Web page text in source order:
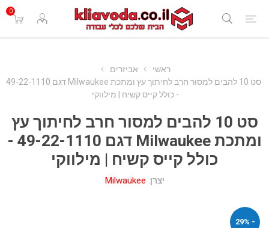
0
ראשי
אביזרים
סט 10 להבים למסור חרב לחיתוך עץ ומתכת Milwaukee דגם 49-22-1110
- כולל קייס קשיח | מילווקי
סט 10 להבים למסור חרב לחיתוך עץ
ומתכת Milwaukee דגם 49-22-1110 -
כולל קייס קשיח | מילווקי
יצרן: Milwaukee
- 29%